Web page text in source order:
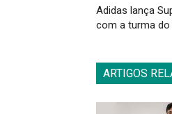
Adidas lança
com a turma do
ARTIGOS